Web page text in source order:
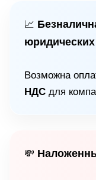
📈
Возможна
НДС для
💸